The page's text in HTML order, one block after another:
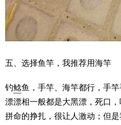
五、选择鱼竿，我推荐用海竿
钓鲶鱼，手竿、海竿都行，手
漂漂相一般都是大黑漂，死口
拼命的挣扎，很让人激动；但